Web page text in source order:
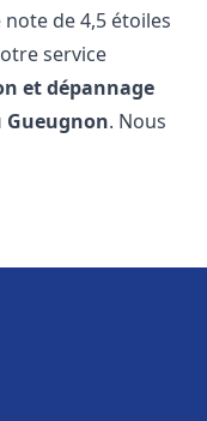
de 4,5 étoiles
service
et dépannage
Gueugnon. Nous